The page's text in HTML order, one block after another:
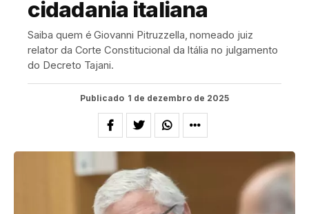
cidadania italiana
Saiba quem é Giovanni Pitruzzella, nomeado juiz
relator da Corte Constitucional da Itália no julgamento
do Decreto Tajani.
Publicado 1 de dezembro de 2025